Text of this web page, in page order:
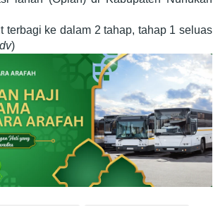
terbagi ke dalam 2 tahap, tahap 1 seluas
)